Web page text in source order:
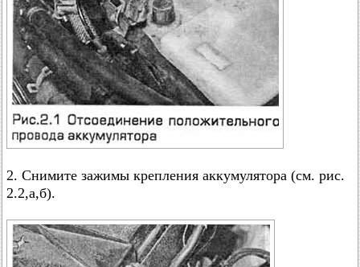
2. Снимите зажимы крепления аккумулятора (см. рис.
2.2,а,б).